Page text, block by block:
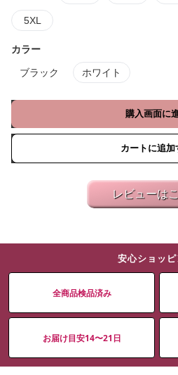
5XL
カラー
ブラック ホワイト
購入画面に
カートに追加
レビューは
安心ショッ
全商品検品済み
お届け目安14〜21日